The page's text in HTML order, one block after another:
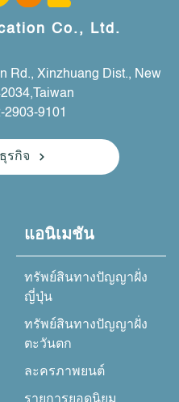
Co., Ltd.
Rd., Xinzhuang Dist., New
2903-9101
รกิจ
แอนิเมชัน
ทรัพย์สินทางปัญญาฝั่ง
ญี่ปุ่น
ทรัพย์สินทางปัญญาฝั่ง
ตะวันตก
ละครภาพยนต์
รายการยอดนิยม